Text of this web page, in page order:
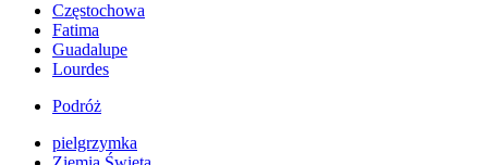
Częstochowa
Fatima
Guadalupe
Lourdes
Podróż
pielgrzymka